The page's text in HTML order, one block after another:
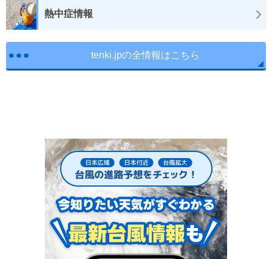
熱中症情報
tenki.jpの全情報はこちら